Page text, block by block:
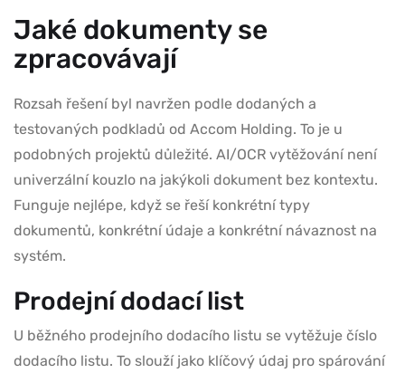
Jaké dokumenty se
zpracovávají
Rozsah řešení byl navržen podle dodaných a
testovaných podkladů od Accom Holding. To je u
podobných projektů důležité. AI/OCR vytěžování není
univerzální kouzlo na jakýkoli dokument bez kontextu.
Funguje nejlépe, když se řeší konkrétní typy
dokumentů, konkrétní údaje a konkrétní návaznost na
systém.
Prodejní dodací list
U běžného prodejního dodacího listu se vytěžuje číslo
dodacího listu. To slouží jako klíčový údaj pro spárování